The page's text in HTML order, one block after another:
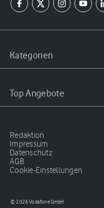
Kategorien
Top Angebote
Redaktion
Impressum
Datenschutz
AGB
Cookie-Einstellungen
© 2026 Vodafone GmbH